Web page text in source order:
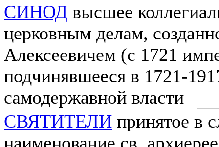
СИНОД высшее
церковным делам,
Алексеевичем (с 1721
подчинявшееся в 1721-
самодержавной власти
СВЯТИТЕЛИ принятое в
наименование св.